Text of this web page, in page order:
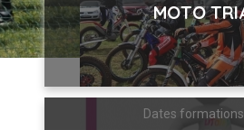
MOTO
Dates formations